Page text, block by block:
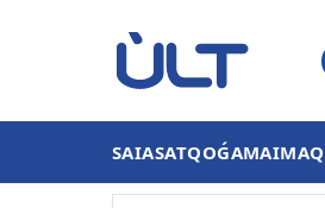
SAIASATQOǴAMAIMAQ